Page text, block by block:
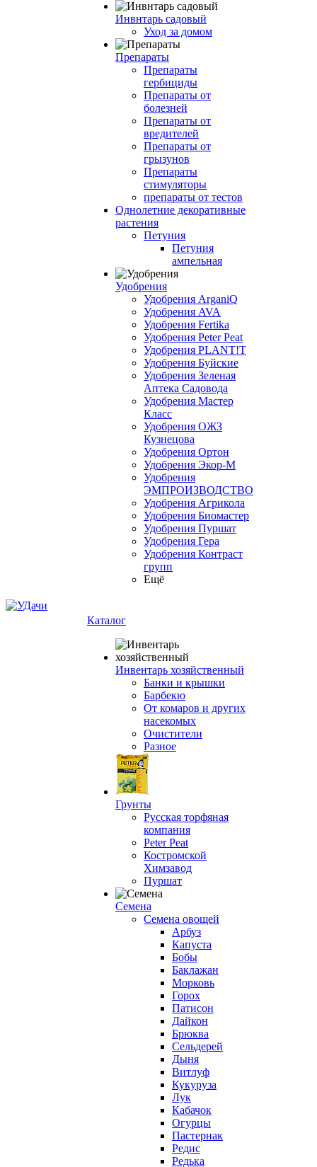
Инвнтарь садовый
Уход за домом
Препараты
Препараты
гербициды
Препараты от
болезней
Препараты от
вредителей
Препараты от
грызунов
Препараты
стимуляторы
препараты от тестов
Однолетние декоративные
растения
Петуния
Петуния
ампельная
Удобрения
Удобрения ArganiQ
Удобрения AVA
Удобрения Fertika
Удобрения Peter Peat
Удобрения PLANT!T
Удобрения Буйские
Удобрения Зеленая
Аптека Садовода
Удобрения Мастер
Класс
Удобрения ОЖЗ
Кузнецова
Удобрения Ортон
Удобрения Экор-М
Удобрения
ЭМПРОИЗВОДСТВО
Удобрения Агрикола
Удобрения Биомастер
Удобрения Пуршат
Удобрения Гера
Удобрения Контраст
групп
Ещё
Каталог
Инвентарь хозяйственный
Банки и крышки
Барбекю
От комаров и других
насекомых
Очистители
Разное
Грунты
Русская торфяная
компания
Peter Peat
Костромской
Химзавод
Пуршат
Семена
Семена овощей
Арбуз
Капуста
Бобы
Баклажан
Морковь
Горох
Патисон
Дайкон
Брюква
Сельдерей
Дыня
Витлуф
Кукуруза
Лук
Кабачок
Огурцы
Пастернак
Редис
Редька